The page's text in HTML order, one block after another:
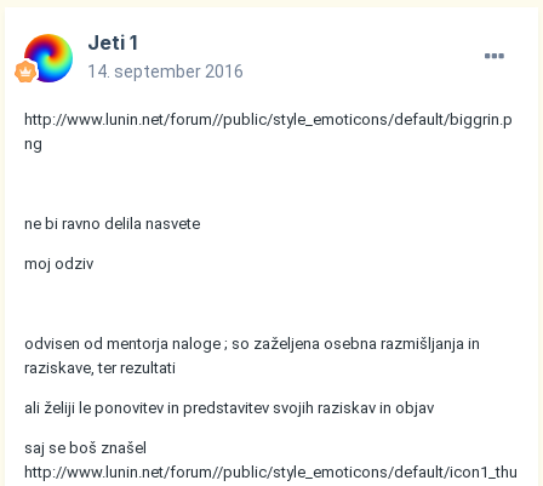
Jeti 1
14. september 2016
http://www.lunin.net/forum//public/style_emoticons/default/biggrin.p
ng
ne bi ravno delila nasvete
moj odziv
odvisen od mentorja naloge ; so zaželjena osebna razmišljanja in
raziskave, ter rezultati
ali želiji le ponovitev in predstavitev svojih raziskav in objav
saj se boš znašel
http://www.lunin.net/forum//public/style_emoticons/default/icon1_thu